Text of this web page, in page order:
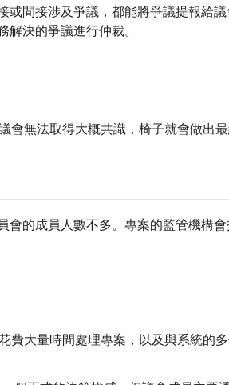
或間接涉及爭議，都能將爭議提報給
決的爭議進行仲裁。
會無法取得大概共識，椅子就會做出最
的成員人數不多。專案的監管機構會
費大量時間處理專案，以及與系統的多